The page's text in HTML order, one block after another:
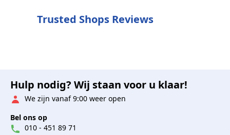
Trusted Shops Reviews
Hulp nodig? Wij staan voor u klaar!
We zijn vanaf 9:00 weer open
Bel ons op
010 - 451 89 71